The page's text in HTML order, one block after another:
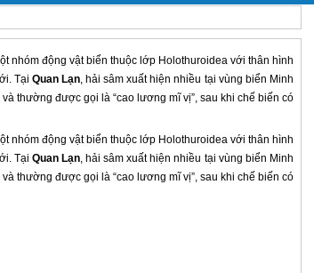
nhóm động vật biển thuộc lớp Holothuroidea với thân hình
TạiQuan Lạn, hải sâm xuất hiện nhiều tại vùng biển Minh
thường được gọi là “cao lương mĩ vị”, sau khi chế biến có
nhóm động vật biển thuộc lớp Holothuroidea với thân hình
TạiQuan Lạn, hải sâm xuất hiện nhiều tại vùng biển Minh
thường được gọi là “cao lương mĩ vị”, sau khi chế biến có